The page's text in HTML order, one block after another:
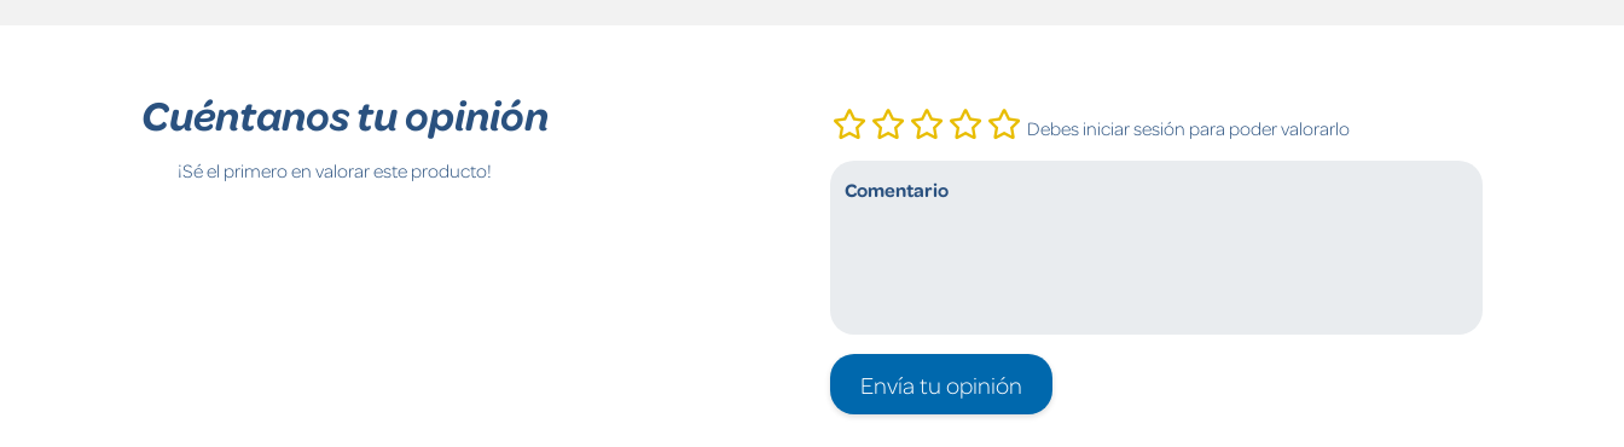
Cuéntanos tu opinión
¡Sé el primero en valorar este producto!
Debes iniciar sesión para poder valorarlo
Envía tu opinión